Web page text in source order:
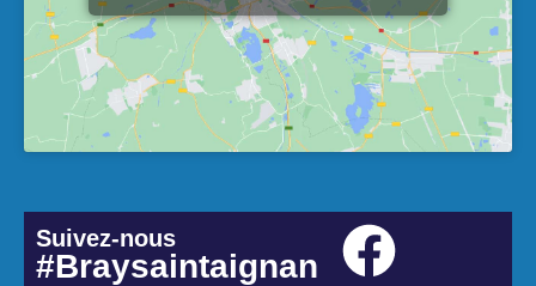
Suivez-nous
#Braysaintaignan